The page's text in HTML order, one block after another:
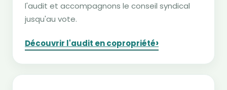
l'audit et accompagnons le conseil syndical
jusqu'au vote.
Découvrir l'audit en copropriété›